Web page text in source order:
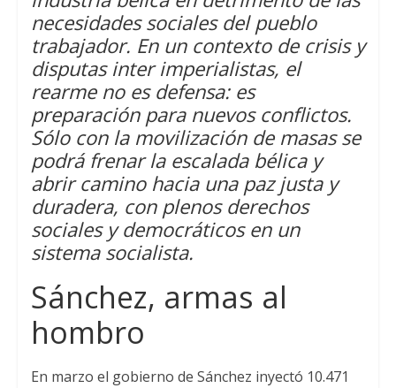
p
p
r
o
k
necesidades sociales del pueblo
trabajador. En un contexto de crisis y
disputas inter imperialistas, el
rearme no es defensa: es
preparación para nuevos conflictos.
Sólo con la movilización de masas se
podrá frenar la escalada bélica y
abrir camino hacia una paz justa y
duradera, con plenos derechos
sociales y democráticos en un
sistema socialista.
Sánchez, armas al
hombro
En marzo el gobierno de Sánchez inyectó 10.471